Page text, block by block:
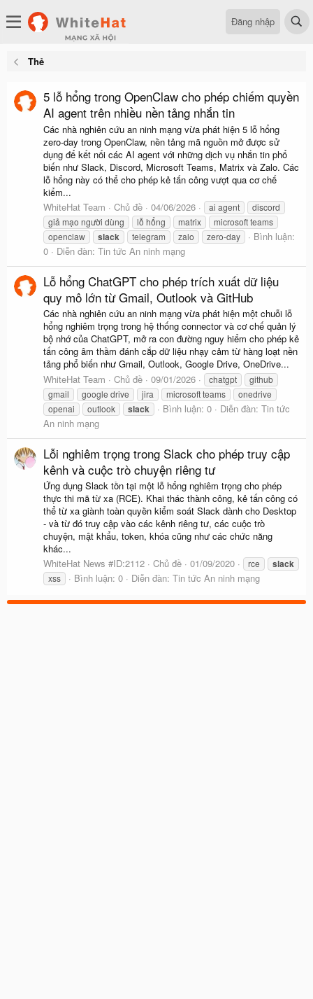
Đăng nhập
Thẻ
5 lỗ hổng trong OpenClaw cho phép chiếm quyền
AI agent trên nhiều nền tảng nhắn tin
Các nhà nghiên cứu an ninh mạng vừa phát hiện 5 lỗ hổng
zero-day trong OpenClaw, nền tảng mã nguồn mở được sử
dụng để kết nối các AI agent với những dịch vụ nhắn tin phổ
biến như Slack, Discord, Microsoft Teams, Matrix và Zalo. Các
lỗ hổng này có thể cho phép kẻ tấn công vượt qua cơ chế
kiểm...
WhiteHat Team
Chủ đề 04/06/2026 ai agent
discord
giả mạo người dùng
lỗ hổng matrix
microsoft teams
openclaw
slack telegram zalo zero-day
Bình luận:
0
Diễn đàn: Tin tức An ninh mạng
Lỗ hổng ChatGPT cho phép trích xuất dữ liệu
quy mô lớn từ Gmail, Outlook và GitHub
Các nhà nghiên cứu an ninh mạng vừa phát hiện một chuỗi lỗ
hổng nghiêm trọng trong hệ thống connector và cơ chế quản lý
bộ nhớ của ChatGPT, mở ra con đường nguy hiểm cho phép kẻ
tấn công âm thầm đánh cắp dữ liệu nhạy cảm từ hàng loạt nền
tảng phổ biến như Gmail, Outlook, Google Drive, OneDrive...
WhiteHat Team
Chủ đề 09/01/2026 chatgpt
github
gmail
google drive jira microsoft teams
onedrive
openai
outlook slack Bình luận: 0 Diễn đàn: Tin tức
An ninh mạng
Lỗi nghiêm trọng trong Slack cho phép truy cập
kênh và cuộc trò chuyện riêng tư
Ứng dụng Slack tồn tại một lỗ hổng nghiêm trọng cho phép
thực thi mã từ xa (RCE). Khai thác thành công, kẻ tấn công có
thể từ xa giành toàn quyền kiểm soát Slack dành cho Desktop
- và từ đó truy cập vào các kênh riêng tư, các cuộc trò
chuyện, mật khẩu, token, khóa cũng như các chức năng
khác...
WhiteHat News #ID:2112
Chủ đề 01/09/2020 rce slack
xss Bình luận: 0 Diễn đàn: Tin tức An ninh mạng